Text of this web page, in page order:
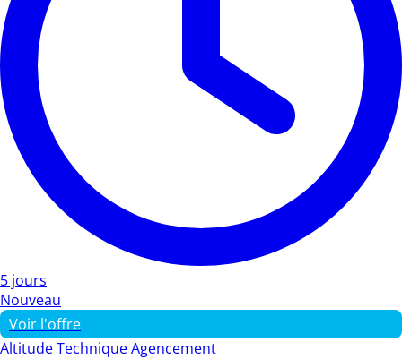
5 jours
Nouveau
Voir l'offre
Altitude Technique Agencement